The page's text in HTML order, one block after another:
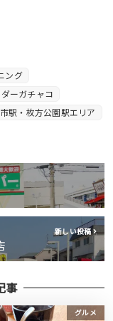
ング
ーガチャコ
駅・枚方公園駅エリア
新しい投稿
事
グルメ